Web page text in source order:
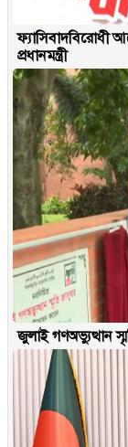
ফ্যাসিবাদবিরোধী
প্রধানমন্ত্রী
জুলাই গণঅভ্যুত্থান